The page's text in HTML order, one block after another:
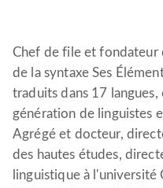
Chef de file et fondateur
de la syntaxe Ses
traduits dans 17
génération de linguistes
Agrégé et docteur,
des hautes études,
linguistique à